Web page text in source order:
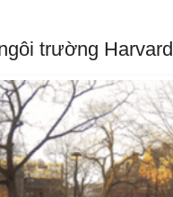
trường Harvard